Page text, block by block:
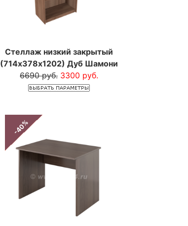
Стеллаж низкий закрытый
(714х378х1202) Дуб Шамони
6690 руб. 3300 руб.
-40%